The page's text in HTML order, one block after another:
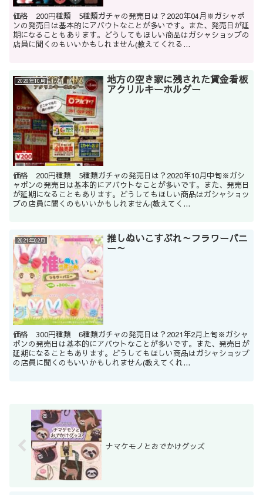
価格 200円種類 5種類ガチャの発売日は？2020年04月※ガシャポ
ンの発売日は基本的にアバウトなことが多いです。また、発売日が延
期になることもあります。どうしてもほしい商品はガシャショップの
店員に聞くのもいいかもしれません(教えてくれる...
2020年10月 地方の空き家に残された賃金看板
アクリルキーホルダー
価格 200円種類 5種類ガチャの発売日は？2020年10月中旬※ガシ
ャポンの発売日は基本的にアバウトなことが多いです。また、発売日
が延期になることもあります。どうしてもほしい商品はガシャショッ
プの店員に聞くのもいいかもしれません(教えてく...
2021年02月 推しぬいこすぷれ～フラワーバニ
ー～
価格 300円種類 6種類ガチャの発売日は？2021年2月上旬※ガシャ
ポンの発売日は基本的にアバウトなことが多いです。また、発売日が
延期になることもあります。どうしてもほしい商品はガシャショップ
の店員に聞くのもいいかもしれません(教えてくれ...
ナマケモノとおでかけグッズ